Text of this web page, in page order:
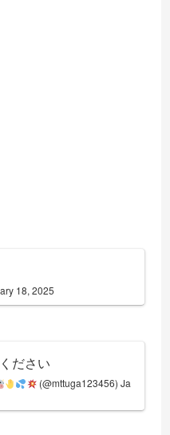
18, 2025
ださい
(@mttuga123456)Ja